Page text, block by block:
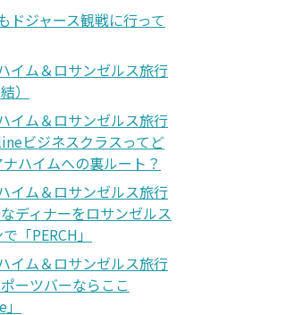
ドジャース観戦に行って
イム＆ロサンゼルス旅行
）
イム＆ロサンゼルス旅行
ビジネスクラスってど
ハイムへの裏ルート？
イム＆ロサンゼルス旅行
ディナーをロサンゼルス
「PERCH」
イム＆ロサンゼルス旅行
ーツバーならここ